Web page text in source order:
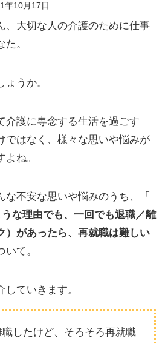
年10月17日
、大切な人の介護のために仕事
。
うか。
介護に専念する生活を過ごす
ではなく、様々な思いや悩みが
ね。
な不安な思いや悩みのうち、
「
な理由でも、一回でも退職／離
）があったら、再就職は難しい
いて。
ていきます。
したけど、そろそろ再就職